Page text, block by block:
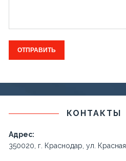
КОНТАКТЫ
Адрес:
350020, г. Краснодар, ул.